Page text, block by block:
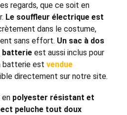
regards, que ce soit en
Le souffleur électrique est
dans le costume,
sans effort. Un sac à dos
batterie est aussi inclus pour
batterie est vendue
directement sur notre site.
polyester résistant et
peluche tout doux